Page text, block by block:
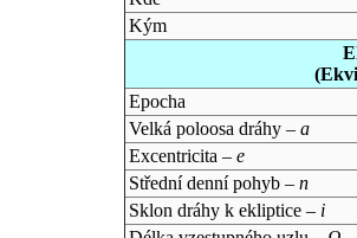
Kým
Epocha
Velká poloosa dráhy –a
Excentricita –e
Střední denní pohyb –n
Sklon dráhy k ekliptice – i